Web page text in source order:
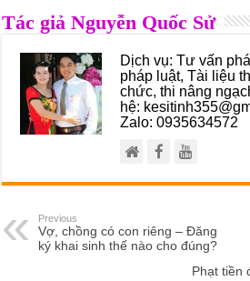
Tác giả Nguyễn Quốc Sử
Dịch vụ: Tư vấn
pháp luật, Tài liệu
chức, thi nâng
hệ:
Zalo: 0935634572
Previous
Vợ, chồng có con riêng – Đăng
ký khai sinh thế nào cho đúng?
Phạt tiền